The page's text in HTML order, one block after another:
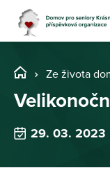
Ze života
29. 03. 2023